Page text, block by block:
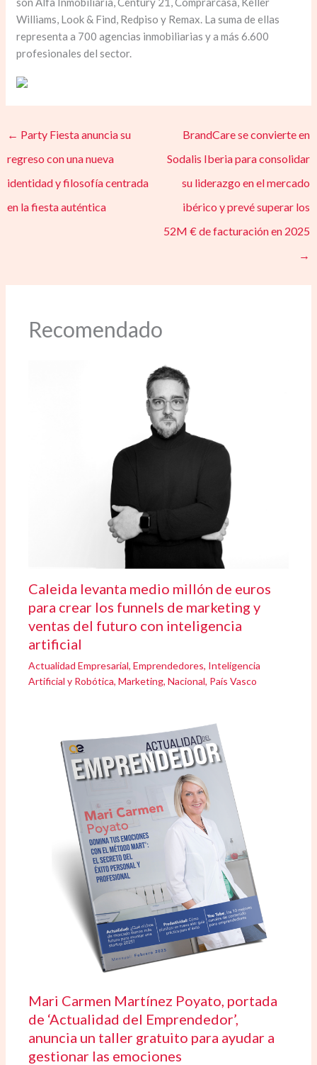
Williams, Look & Find, Redpiso y Remax. La suma de ellas
representa a 700 agencias inmobiliarias y a más 6.600
profesionales del sector.
← Party Fiesta anuncia su
regreso con una nueva
identidad y filosofía centrada
en la fiesta auténtica
BrandCare se convierte en
Sodalis Iberia para consolidar
su liderazgo en el mercado
ibérico y prevé superar los
52M € de facturación en 2025
→
Recomendado
Caleida levanta medio millón de euros
para crear los funnels de marketing y
ventas del futuro con inteligencia
artificial
Actualidad Empresarial,Emprendedores, Inteligencia
Artificial y Robótica,Marketing,Nacional, País Vasco
Mari Carmen Martínez Poyato, portada
de ‘Actualidad del Emprendedor’,
anuncia un taller gratuito para ayudar a
gestionar las emociones